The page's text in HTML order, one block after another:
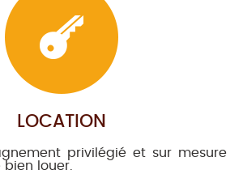
LOCATION
privilégié et sur mesure
bien louer.